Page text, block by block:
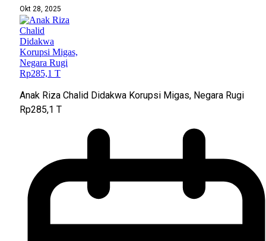
Okt 28, 2025
Anak Riza Chalid Didakwa Korupsi Migas, Negara Rugi
Rp285,1 T